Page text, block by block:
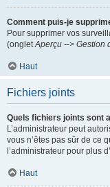
Comment puis-je
Pour supprimer vos
(ongletAperçu --> Gestion
Haut
Fichiers joints
Quels fichiers joints sont
L’administrateur peut
vous n’êtes pas sûr de ce
l’administrateur pour plus
Haut